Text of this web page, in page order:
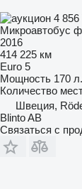
4 856
Микроавтобус
2016
414 225 км
Euro 5
Мощность 170
Количество
Швеция,
Blinto AB
Связаться с